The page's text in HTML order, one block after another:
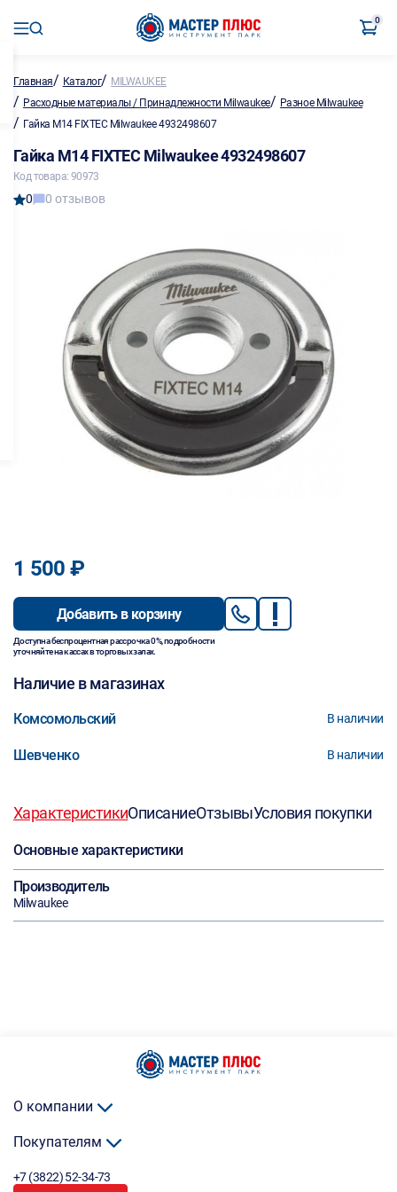
0
Главная/ Каталог/ MILWAUKEE
/ Расходные материалы / Принадлежности Milwaukee/ Разное Milwaukee
/ Гайка M14 FIXTEC Milwaukee 4932498607
Гайка M14 FIXTEC Milwaukee 4932498607
Код товара: 90973
0 0 отзывов
1 500 ₽
Добавить в корзину
Доступна беспроцентная рассрочка 0%, подробности
уточняйте на кассах в торговых залах.
Наличие в магазинах
Комсомольский В наличии
Шевченко В наличии
ХарактеристикиОписаниеОтзывыУсловия покупки
Основные характеристики
Производитель
Milwaukee
О компании
Покупателям
+7 (3822) 52-34-73